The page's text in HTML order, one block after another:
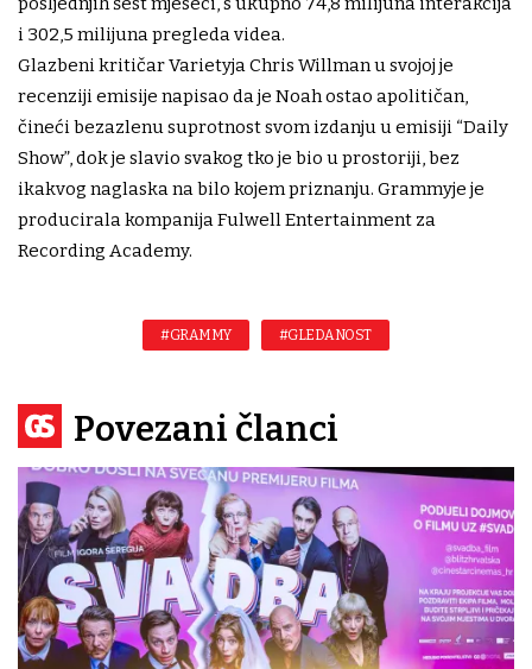
i 302,5 milijuna pregleda videa.
Glazbeni kritičar Varietyja Chris Willman u svojoj je
recenziji emisije napisao da je Noah ostao apolitičan,
čineći bezazlenu suprotnost svom izdanju u emisiji “Daily
Show”, dok je slavio svakog tko je bio u prostoriji, bez
ikakvog naglaska na bilo kojem priznanju. Grammyje je
producirala kompanija Fulwell Entertainment za
Recording Academy.
#GRAMMY #GLEDANOST
Povezani članci